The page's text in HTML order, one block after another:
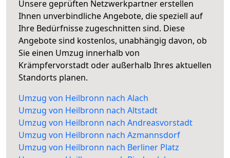
Unsere geprüften Netzwerkpartner erstellen
Ihnen unverbindliche Angebote, die speziell auf
Ihre Bedürfnisse zugeschnitten sind. Diese
Angebote sind kostenlos, unabhängig davon, ob
Sie einen Umzug innerhalb von
Krämpfervorstadt oder außerhalb Ihres aktuellen
Standorts planen.
Umzug von Heilbronn nach Alach
Umzug von Heilbronn nach Altstadt
Umzug von Heilbronn nach Andreasvorstadt
Umzug von Heilbronn nach Azmannsdorf
Umzug von Heilbronn nach Berliner Platz